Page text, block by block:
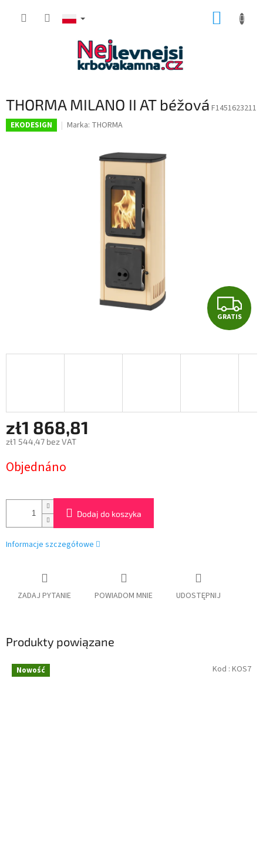
THORMA MILANO II AT béžová F1451623211
EKODESIGN Marka: THORMA
G
R
A
GRATIS
zł1 868,81
zł1 544,47 bez VAT
jednostkowa:
Objednáno
Dodaj do koszyka
Informacje szczegółowe
ZADAJ PYTANIE POWIADOM MNIE UDOSTĘPNIJ
Produkty powiązane
Nowość Kod : KOS7